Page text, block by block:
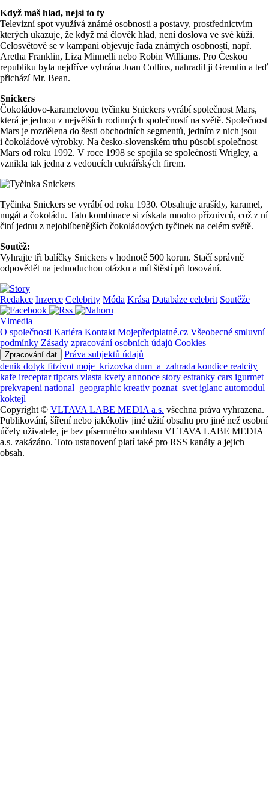
Když máš hlad, nejsi to ty
Televizní spot využívá známé osobnosti a postavy, prostřednictvím
kterých ukazuje, že když má člověk hlad, není doslova ve své kůži.
Celosvětově se v kampani objevuje řada známých osobností, např.
Aretha Franklin, Liza Minnelli nebo Robin Williams. Pro Českou
republiku byla nejdříve vybrána Joan Collins, nahradil ji Gremlin a teď
přichází Mr. Bean.
Snickers
Čokoládovo-karamelovou tyčinku Snickers vyrábí společnost Mars,
která je jednou z největších rodinných společností na světě. Společnost
Mars je rozdělena do šesti obchodních segmentů, jedním z nich jsou
i čokoládové výrobky. Na česko-slovenském trhu působí společnost
Mars od roku 1992. V roce 1998 se spojila se společností Wrigley, a
vznikla tak jedna z vedoucích cukrářských firem.
Tyčinka Snickers se vyrábí od roku 1930. Obsahuje arašídy, karamel,
nugát a čokoládu. Tato kombinace si získala mnoho příznivců, což z ní
činí jednu z nejoblíbenějších čokoládových tyčinek na celém světě.
Soutěž:
Vyhrajte tři balíčky Snickers v hodnotě 500 korun. Stačí správně
odpovědět na jednoduchou otázku a mít štěstí při losování.
Redakce Inzerce Celebrity Móda Krása Databáze celebrit Soutěže
Vlmedia
O společnosti Kariéra Kontakt Mojepředplatné.cz Všeobecné smluvní
podmínky Zásady zpracování osobních údajů Cookies
Zpracování dat
Práva subjektů údajů
denik dotyk fitzivot moje_krizovka dum_a_zahrada kondice realcity
kafe ireceptartipcars vlasta kvety annonce story estranky cars igurmet
prekvapeni national_geographic kreativ poznat_svet iglanc automodul
koktejl
Copyright © VLTAVA LABE MEDIA a.s. všechna práva vyhrazena.
Publikování, šíření nebo jakékoliv jiné užití obsahu pro jiné než osobní
účely uživatele, je bez písemného souhlasu VLTAVA LABE MEDIA
a.s. zakázáno. Toto ustanovení platí také pro RSS kanály a jejich
obsah.